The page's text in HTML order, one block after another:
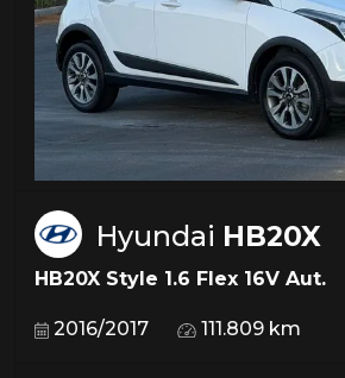
Hyundai HB20X
HB20X Style 1.6 Flex 16V Aut.
2016/2017 111.809 km